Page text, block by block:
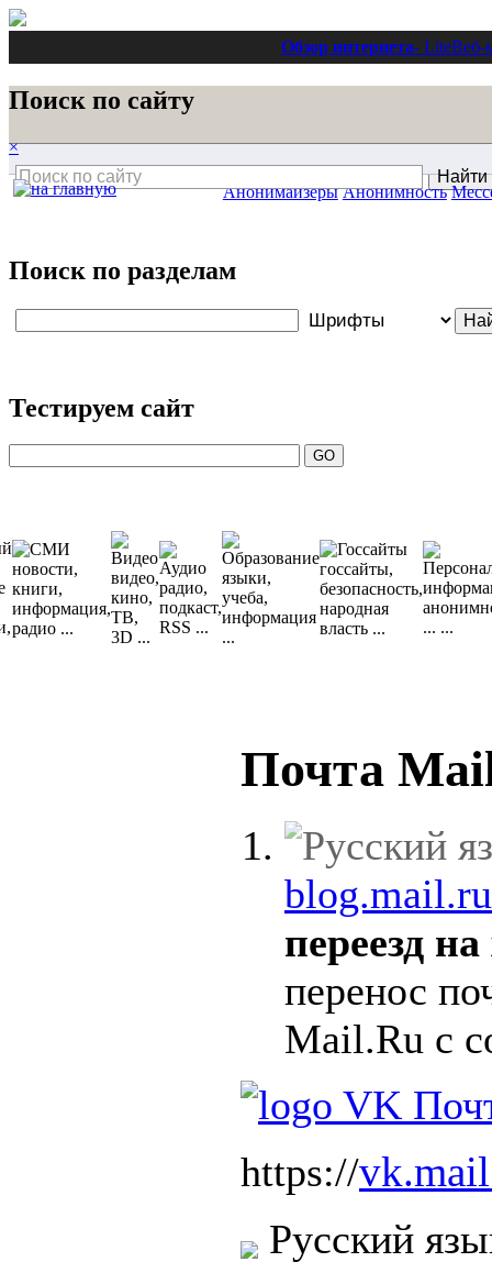
Обзор интернета- LiteВеб-
Поиск по сайту
×
Поиск по разделам
Тестируем сайт
Анонимайзеры Анонимность
Почта
переезд
перенос
Mail.Ru с
https://
Русский